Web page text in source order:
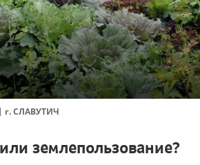
| г.СЛАВУТИЧ
землепользование?